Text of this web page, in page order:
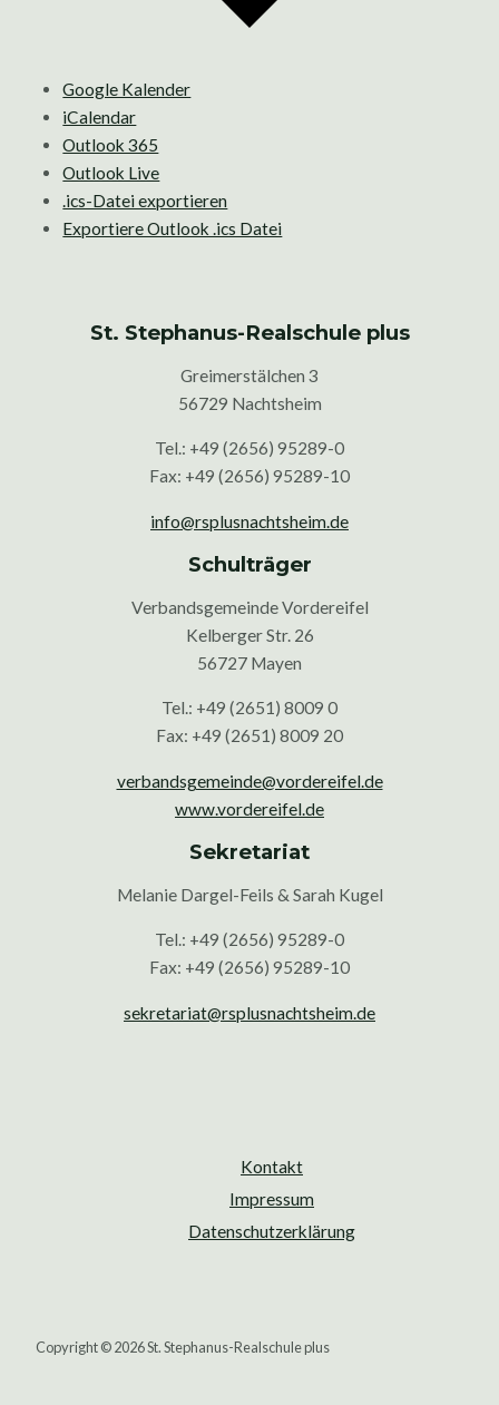
Google Kalender
iCalendar
Outlook 365
Outlook Live
.ics-Datei exportieren
Exportiere Outlook .ics Datei
St. Stephanus-Realschule plus
Greimerstälchen 3
56729 Nachtsheim
Tel.: +49 (2656) 95289-0
Fax: +49 (2656) 95289-10
info@rsplusnachtsheim.de
Schulträger
Verbandsgemeinde Vordereifel
Kelberger Str. 26
56727 Mayen
Tel.: +49 (2651) 8009 0
Fax: +49 (2651) 8009 20
verbandsgemeinde@vordereifel.de
www.vordereifel.de
Sekretariat
Melanie Dargel-Feils & Sarah Kugel
Tel.: +49 (2656) 95289-0
Fax: +49 (2656) 95289-10
sekretariat@rsplusnachtsheim.de
Kontakt
Impressum
Datenschutzerklärung
Copyright © 2026 St. Stephanus-Realschule plus